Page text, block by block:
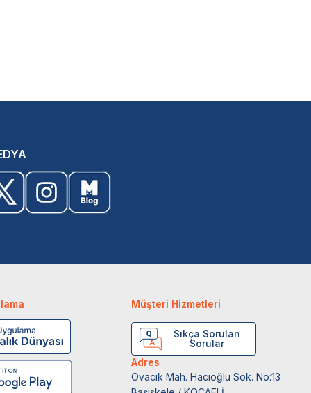
Müşteri Hizmetleri
Sıkça Sorulan
Sorular
Adres
Ovacık Mah. Hacıoğlu Sok. No:13